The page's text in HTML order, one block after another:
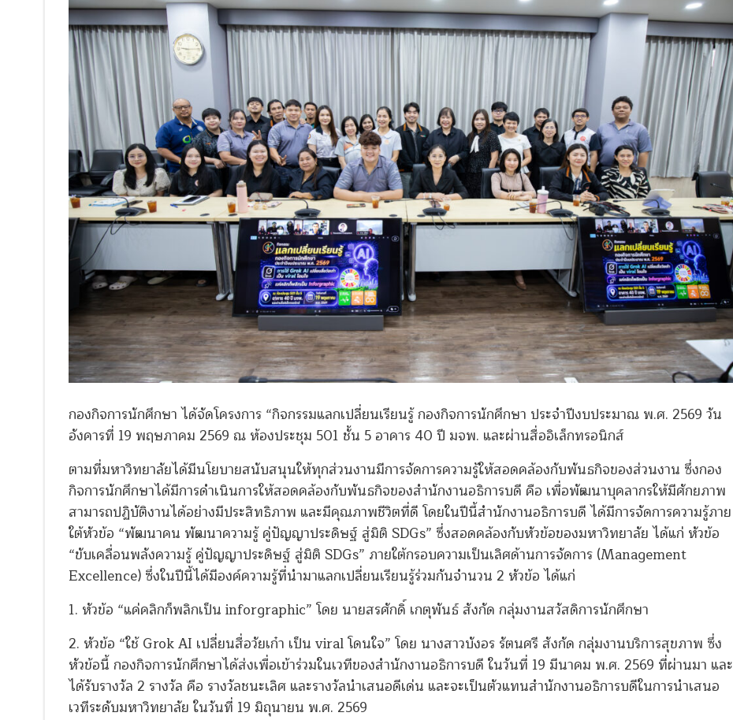
กองกิจการนักศึกษา ได้จัดโครงการ “กิจกรรมแลกเปลี่ยนเรียนรู้ กองกิจการนักศึกษา ประจำปีงบประมาณ พ.ศ. 2569 วัน
อังคารที่ 19 พฤษภาคม 2569 ณ ห้องประชุม 501 ชั้น 5 อาคาร 40 ปี มจพ. และผ่านสื่ออิเล็กทรอนิกส์
ตามที่มหาวิทยาลัยได้มีนโยบายสนับสนุนให้ทุกส่วนงานมีการจัดการความรู้ให้สอดคล้องกับพันธกิจของส่วนงาน ซึ่งกอง
กิจการนักศึกษาได้มีการดำเนินการให้สอดคล้องกับพันธกิจของสำนักงานอธิการบดี คือ เพื่อพัฒนาบุคลากรให้มีศักยภาพ
สามารถปฏิบัติงานได้อย่างมีประสิทธิภาพ และมีคุณภาพชีวิตที่ดี โดยในปีนี้สำนักงานอธิการบดี ได้มีการจัดการความรู้ภาย
ใต้หัวข้อ “พัฒนาคน พัฒนาความรู้ คู่ปัญญาประดิษฐ์ สู่มิติ SDGs” ซึ่งสอดคล้องกับหัวข้อของมหาวิทยาลัย ได้แก่ หัวข้อ
“ขับเคลื่อนพลังความรู้ คู่ปัญญาประดิษฐ์ สู่มิติ SDGs” ภายใต้กรอบความเป็นเลิศด้านการจัดการ (Management
Excellence) ซึ่งในปีนี้ได้มีองค์ความรู้ที่นำมาแลกเปลี่ยนเรียนรู้ร่วมกันจำนวน 2 หัวข้อ ได้แก่
1. หัวข้อ “แค่คลิกก็พลิกเป็น inforgraphic” โดย นายสรศักดิ์ เกตุพันธ์ สังกัด กลุ่มงานสวัสดิการนักศึกษา
2. หัวข้อ “ใช้ Grok AI เปลี่ยนสื่อวัยเก๋า เป็น viral โดนใจ” โดย นางสาวบังอร รัตนศรี สังกัด กลุ่มงานบริการสุขภาพ ซึ่ง
หัวข้อนี้ กองกิจการนักศึกษาได้ส่งเพื่อเข้าร่วมในเวทีของสำนักงานอธิการบดี ในวันที่ 19 มีนาคม พ.ศ. 2569 ที่ผ่านมา และ
ได้รับรางวัล 2 รางวัล คือ รางวัลชนะเลิศ และรางวัลนำเสนอดีเด่น และจะเป็นตัวแทนสำนักงานอธิการบดีในการนำเสนอ
เวทีระดับมหาวิทยาลัย ในวันที่ 19 มิถุนายน พ.ศ. 2569